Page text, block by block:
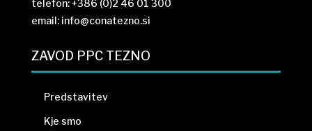
telefon: +386 (0)2 46 01 300
email: info@conatezno.si
ZAVOD PPC TEZNO
Predstavitev
Kje smo